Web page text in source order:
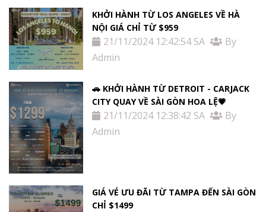
KHỞI HÀNH TỪ LOS ANGELES VỀ HÀ
NỘI GIÁ CHỈ TỪ $959
21/11/2024 12:42:54 SA
By
Admin
🚗 KHỞI HÀNH TỪ DETROIT - CARJACK
CITY QUAY VỀ SÀI GÒN HOA LỆ💗
21/11/2024 12:38:42 SA
By
Admin
GIÁ VÉ ƯU ĐÃI TỪ TAMPA ĐẾN SÀI GÒN
CHỈ $1499